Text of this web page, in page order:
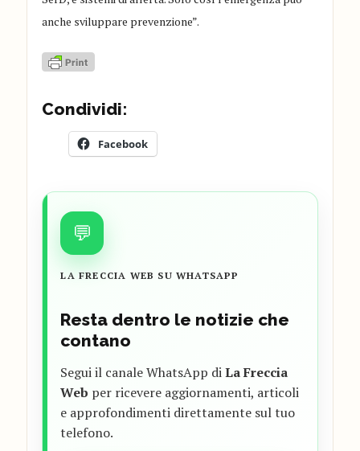
anche sviluppare prevenzione”.
Condividi:
Facebook
💬
LA FRECCIA WEB SU WHATSAPP
Resta dentro le notizie che
contano
Segui il canale WhatsApp diLa Freccia
Web per ricevere aggiornamenti, articoli
e approfondimenti direttamente sul tuo
telefono.